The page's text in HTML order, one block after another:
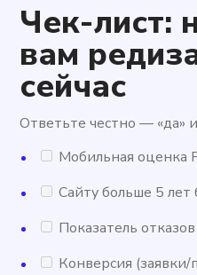
Чек-лист:
вам
сейчас
Ответьте честно — «да»
Мобильная оценка
Сайту больше 5 лет
Показатель
Конверсия